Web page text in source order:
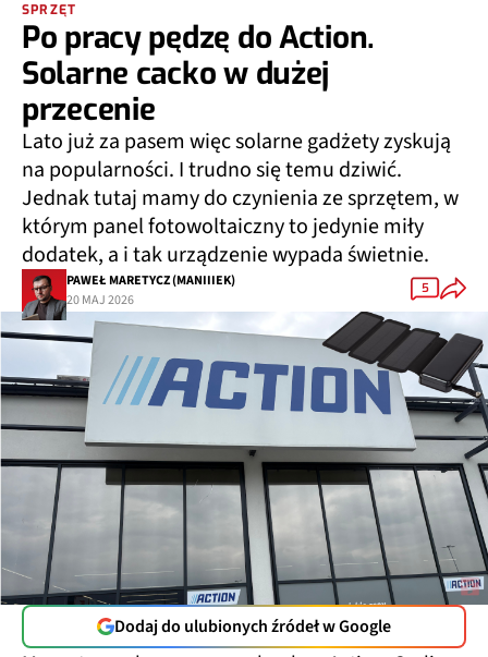
SPRZĘT
Po pracy pędzę do Action.
Solarne cacko w dużej
przecenie
Lato już za pasem więc solarne gadżety zyskują
na popularności. I trudno się temu dziwić.
Jednak tutaj mamy do czynienia ze sprzętem, w
którym panel fotowoltaiczny to jedynie miły
dodatek, a i tak urządzenie wypada świetnie.
PAWEŁ MARETYCZ (MANIIIEK)
20 MAJ 2026
5
Dodaj do ulubionych źródeł w Google